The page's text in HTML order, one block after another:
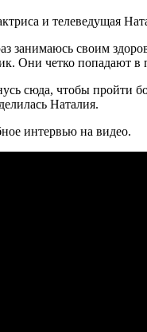
и телеведущая
занимаюсь своим
Они четко попадают
сюда, чтобы пройти
Наталия.
интервью на видео.